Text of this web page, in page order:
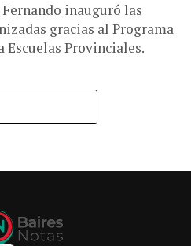
inauguró las
gracias al Programa
Escuelas Provinciales.